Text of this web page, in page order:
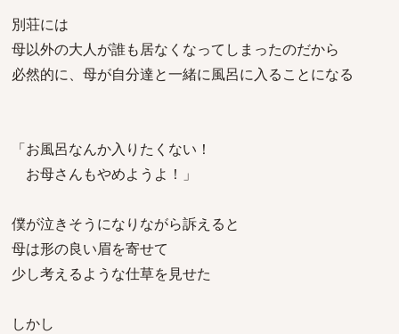
別荘には
母以外の大人が誰も居なくなってしまったのだから
必然的に、母が自分達と一緒に風呂に入ることになる
「お風呂なんか入りたくない！
お母さんもやめようよ！」
僕が泣きそうになりながら訴えると
母は形の良い眉を寄せて
少し考えるような仕草を見せた
しかし